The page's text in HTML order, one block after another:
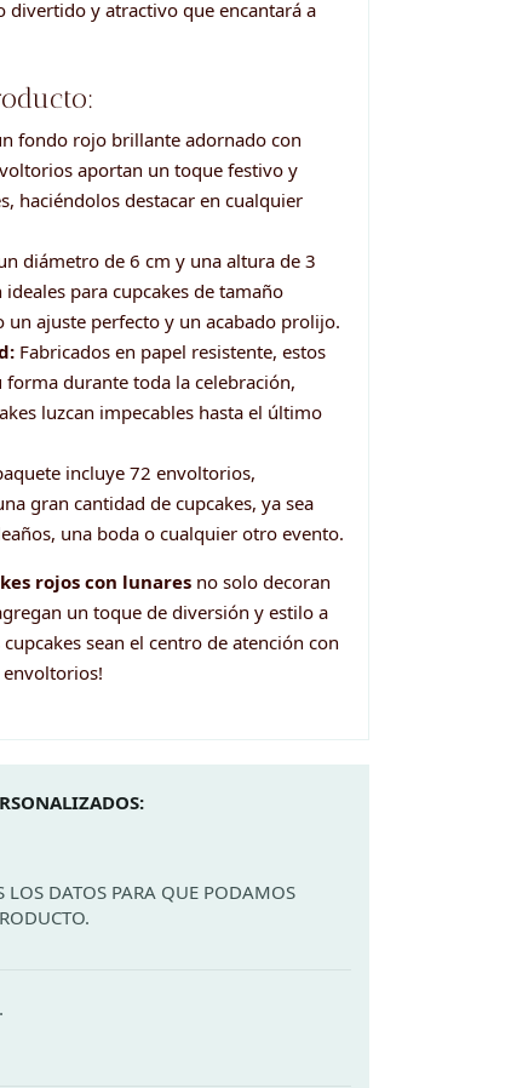
divertido y atractivo que encantará a
fondo rojo brillante adornado con
aportan un toque festivo y
haciéndolos destacar en cualquier
diámetro de 6 cm y una altura de 3
para cupcakes de tamaño
un ajuste perfecto y un acabado prolijo.
Fabricados en papel resistente, estos
durante toda la celebración,
luzcan impecables hasta el último
incluye 72 envoltorios,
gran cantidad de cupcakes, ya sea
una boda o cualquier otro evento.
rojos con lunares no solo decoran
un toque de diversión y estilo a
sean el centro de atención con
LOS DATOS PARA QUE PODAMOS